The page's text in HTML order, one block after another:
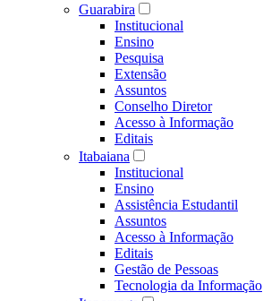
Guarabira
Institucional
Ensino
Pesquisa
Extensão
Assuntos
Conselho Diretor
Acesso à Informação
Editais
Itabaiana
Institucional
Ensino
Assistência Estudantil
Assuntos
Acesso à Informação
Editais
Gestão de Pessoas
Tecnologia da Informação